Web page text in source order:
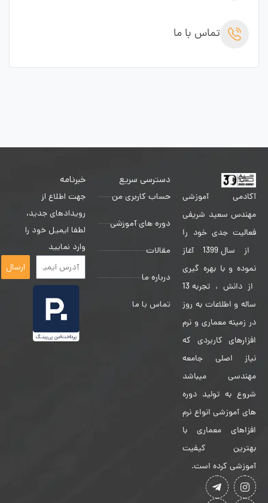
تماس با ما
آکادمی آموزشی
مهندس سعید شریفی
فعالیت جدی خود را
از سال 1399 آغاز
نموده و با بهره گیری
از دانش ، تجربه 13
ساله و اطلاعات به روز
در زمینه معماری و نرم
افزارهای کاربردی که
نیاز اصلی جامعه
مهندسی میباشد
شروع به تولید دوره
های آموزشی انواع نرم
افزاهای معماری با
بهترین کیفیت
آموزشی کرده است.
دسترسی سریع
حساب کاربری من
دوره های آموزشی
مقالات
درباره ما
تماس با ما
خبرنامه
جهت اطلاع از
رویدادهای جدید،
لطفا ایمیل خود را
وارد نمایید
ارسال